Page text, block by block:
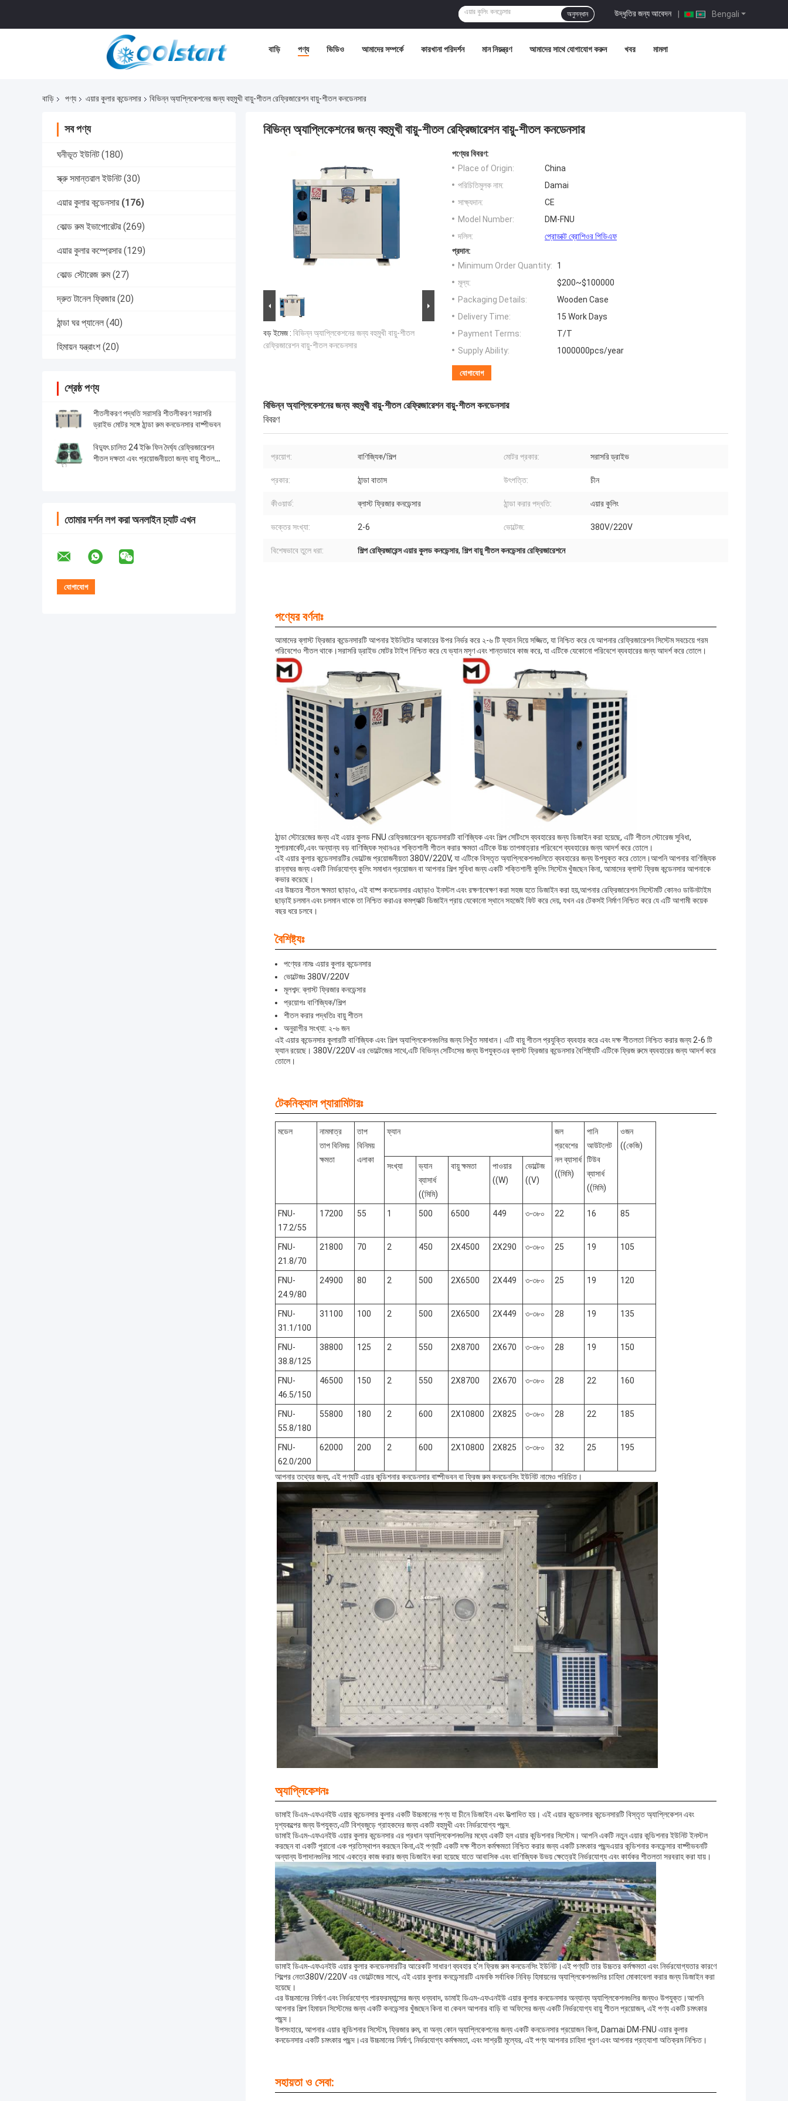
Bengali
উদ্ধৃতির জন্য আবেদন |
অনুসন্ধান
বাড়ি পণ্য ভিডিও আমাদের সম্পর্কে কারখানা পরিদর্শন মান নিয়ন্ত্রণ আমাদের সাথে যোগাযোগ করুন খবর মামলা
বাড়ি পণ্য এয়ার কুলার কন্ডেনসার বিভিন্ন অ্যাপ্লিকেশনের জন্য বহুমুখী বায়ু-শীতল রেফ্রিজারেশন বায়ু-শীতল কনডেনসার
সব পণ্য
ঘনীভূত ইউনিট (180)
স্ক্রু সমান্তরাল ইউনিট (30)
এয়ার কুলার কন্ডেনসার (176)
কোল্ড রুম ইভাপোরেটর (269)
এয়ার কুলার কম্প্রেসার (129)
কোল্ড স্টোরেজ রুম (27)
দ্রুত টানেল ফ্রিজার (20)
ঠান্ডা ঘর প্যানেল (40)
হিমায়ন যন্ত্রাংশ (20)
শ্রেষ্ঠ পণ্য
শীতলীকরণ পদ্ধতি সরাসরি শীতলীকরণ সরাসরি
ড্রাইভ মোটর সঙ্গে ঠান্ডা রুম কনডেনসার বাষ্পীভবন
বিদ্যুৎ চালিত 24 ইঞ্চি ফিন দৈর্ঘ্য রেফ্রিজারেশন
শীতল দক্ষতা এবং প্রয়োজনীয়তা জন্য বায়ু শীতল
তোমার দর্শন লগ করা অনলাইন চ্যাট এখন
বিভিন্ন অ্যাপ্লিকেশনের জন্য বহুমুখী বায়ু-শীতল রেফ্রিজারেশন বায়ু-শীতল কনডেনসার
বড় ইমেজ : বিভিন্ন অ্যাপ্লিকেশনের জন্য বহুমুখী বায়ু-শীতল
রেফ্রিজারেশন বায়ু-শীতল কনডেনসার
পণ্যের বিবরণ:
Place of Origin:
China
পরিচিতিমুলক নাম:
Damai
সাক্ষ্যদান:
CE
Model Number:
DM-FNU
দলিল:
প্রোডাক্ট ব্রোশিওর পিডিএফ
প্রদান:
Minimum Order Quantity:
1
মূল্য:
$200~$100000
Packaging Details:
Wooden Case
Delivery Time:
15 Work Days
Payment Terms:
T/T
Supply Ability:
1000000pcs/year
যোগাযোগ
বিভিন্ন অ্যাপ্লিকেশনের জন্য বহুমুখী বায়ু-শীতল রেফ্রিজারেশন বায়ু-শীতল কনডেনসার
বিবরণ
প্রয়োগ: বাণিজ্যিক/শিল্প মোটর প্রকার: সরাসরি ড্রাইভ
প্রকার: ঠান্ডা বাতাস উৎপত্তি: চীন
কীওয়ার্ড: ব্লাস্ট ফ্রিজার কনডেন্সার ঠান্ডা করার পদ্ধতি: এয়ার কুলিং
ভক্তের সংখ্যা: 2-6 ভোল্টেজ: 380V/220V
বিশেষভাবে তুলে ধরা: শিল্প রেফ্রিজারেন্স এয়ার কুলড কনডেন্সার, শিল্প বায়ু শীতল কনডেন্সার রেফ্রিজারেশনে
পণ্যের বর্ণনাঃ
আমাদের ব্লাস্ট ফ্রিজার কন্ডেনসারটি আপনার ইউনিটের আকারের উপর নির্ভর করে ২-৬ টি ফ্যান দিয়ে সজ্জিত, যা নিশ্চিত করে যে আপনার রেফ্রিজারেশন সিস্টেম সবচেয়ে গরম
পরিবেশেও শীতল থাকে।সরাসরি ড্রাইভ মোটর টাইপ নিশ্চিত করে যে ভ্যান মসৃণ এবং শান্তভাবে কাজ করে, যা এটিকে যেকোনো পরিবেশে ব্যবহারের জন্য আদর্শ করে তোলে।
ঠান্ডা স্টোরেজের জন্য এই এয়ার কুলড FNU রেফ্রিজারেশন কন্ডেনসারটি বাণিজ্যিক এবং শিল্প সেটিংসে ব্যবহারের জন্য ডিজাইন করা হয়েছে, এটি শীতল স্টোরেজ সুবিধা,
সুপারমার্কেট,এবং অন্যান্য বড় বাণিজ্যিক স্থানএর শক্তিশালী শীতল করার ক্ষমতা এটিকে উচ্চ তাপমাত্রার পরিবেশে ব্যবহারের জন্য আদর্শ করে তোলে।
এই এয়ার কুলার কন্ডেনসারটির ভোল্টেজ প্রয়োজনীয়তা 380V/220V, যা এটিকে বিস্তৃত অ্যাপ্লিকেশনগুলিতে ব্যবহারের জন্য উপযুক্ত করে তোলে।আপনি আপনার বাণিজ্যিক
রান্নাঘর জন্য একটি নির্ভরযোগ্য কুলিং সমাধান প্রয়োজন বা আপনার শিল্প সুবিধা জন্য একটি শক্তিশালী কুলিং সিস্টেম খুঁজছেন কিনা, আমাদের ব্লাস্ট ফ্রিজ কন্ডেনসার আপনাকে
কভার করেছে।
এর উচ্চতর শীতল ক্ষমতা ছাড়াও, এই বাষ্প কনডেনসার এছাড়াও ইনস্টল এবং রক্ষণাবেক্ষণ করা সহজ হতে ডিজাইন করা হয়,আপনার রেফ্রিজারেশন সিস্টেমটি কোনও ডাউনটাইম
ছাড়াই চলমান এবং চলমান থাকে তা নিশ্চিত করাএর কমপ্যাক্ট ডিজাইন প্রায় যেকোনো স্থানে সহজেই ফিট করে দেয়, যখন এর টেকসই নির্মাণ নিশ্চিত করে যে এটি আগামী কয়েক
বছর ধরে চলবে।
বৈশিষ্ট্যঃ
পণ্যের নামঃ এয়ার কুলার কন্ডেনসার
ভোল্টেজঃ 380V/220V
মূলশব্দ: ব্লাস্ট ফ্রিজার কনডেন্সার
প্রয়োগঃ বাণিজ্যিক/শিল্প
শীতল করার পদ্ধতিঃ বায়ু শীতল
অনুরাগীর সংখ্যা: ২-৬ জন
এই এয়ার কন্ডেনসার কুলারটি বাণিজ্যিক এবং শিল্প অ্যাপ্লিকেশনগুলির জন্য নিখুঁত সমাধান। এটি বায়ু শীতল প্রযুক্তি ব্যবহার করে এবং দক্ষ শীতলতা নিশ্চিত করার জন্য 2-6 টি
ফ্যান রয়েছে। 380V/220V এর ভোল্টেজের সাথে,এটি বিভিন্ন সেটিংসের জন্য উপযুক্তএর ব্লাস্ট ফ্রিজার কন্ডেনসার বৈশিষ্ট্যটি এটিকে ফ্রিজ রুমে ব্যবহারের জন্য আদর্শ করে
তোলে।
টেকনিক্যাল প্যারামিটারঃ
মডেল
নামমাত্র
তাপ বিনিময়
ক্ষমতা
তাপ
বিনিময়
এলাকা
ফ্যান
জল
প্রবেশের
নল ব্যাসার্ধ
((মিমি)
পানি
আউটলেট
টিউব
ব্যাসার্ধ
((মিমি)
ওজন
((কেজি)
সংখ্যা
ভ্যান
ব্যাসার্ধ
((মিমি)
বায়ু ক্ষমতা
পাওয়ার
((W)
ভোল্টেজ
((V)
FNU-
17.2/55
17200 55 1 500 6500 449 ৩-৩৮০ 22 16 85
FNU-
21.8/70
21800 70 2 450 2X4500 2X290 ৩-৩৮০ 25 19 105
FNU-
24.9/80
24900 80 2 500 2X6500 2X449 ৩-৩৮০ 25 19 120
FNU-
31.1/100
31100 100 2 500 2X6500 2X449 ৩-৩৮০ 28 19 135
FNU-
38.8/125
38800 125 2 550 2X8700 2X670 ৩-৩৮০ 28 19 150
FNU-
46.5/150
46500 150 2 550 2X8700 2X670 ৩-৩৮০ 28 22 160
FNU-
55.8/180
55800 180 2 600 2X10800 2X825 ৩-৩৮০ 28 22 185
FNU-
62.0/200
62000 200 2 600 2X10800 2X825 ৩-৩৮০ 32 25 195
আপনার তথ্যের জন্য, এই পণ্যটি এয়ার কন্ডিশনার কনডেনসার বাষ্পীভবন বা ফ্রিজ রুম কনডেনসিং ইউনিট নামেও পরিচিত।
অ্যাপ্লিকেশনঃ
ডামাই ডিএম-এফএনইউ এয়ার কন্ডেনসার কুলার একটি উচ্চমানের পণ্য যা চীনে ডিজাইন এবং উত্পাদিত হয়। এই এয়ার কন্ডেনসার কন্ডেনসারটি বিস্তৃত অ্যাপ্লিকেশন এবং
দৃশ্যকল্পের জন্য উপযুক্ত,এটি বিশ্বজুড়ে গ্রাহকদের জন্য একটি বহুমুখী এবং নির্ভরযোগ্য পছন্দ.
ডামাই ডিএম-এফএনইউ এয়ার কুলার কন্ডেনসার এর প্রধান অ্যাপ্লিকেশনগুলির মধ্যে একটি হল এয়ার কন্ডিশনার সিস্টেম। আপনি একটি নতুন এয়ার কন্ডিশনার ইউনিট ইনস্টল
করছেন বা একটি পুরানো এক প্রতিস্থাপন করছেন কিনা,এই পণ্যটি একটি দক্ষ শীতল কর্মক্ষমতা নিশ্চিত করার জন্য একটি চমৎকার পছন্দএয়ার কন্ডিশনার কনডেন্সার বাষ্পীভবনটি
অন্যান্য উপাদানগুলির সাথে একত্রে কাজ করার জন্য ডিজাইন করা হয়েছে যাতে আবাসিক এবং বাণিজ্যিক উভয় ক্ষেত্রেই নির্ভরযোগ্য এবং কার্যকর শীতলতা সরবরাহ করা যায়।
ডামাই ডিএম-এফএনইউ এয়ার কুলার কনডেনসারটির আরেকটি সাধারণ ব্যবহার হ'ল ফ্রিজ রুম কনডেনসিং ইউনিট।এই পণ্যটি তার উচ্চতর কর্মক্ষমতা এবং নির্ভরযোগ্যতার কারণে
শিল্পের নেতা380V/220V এর ভোল্টেজের সাথে, এই এয়ার কুলার কনডেন্সারটি এমনকি সর্বাধিক নিবিড় হিমায়নের অ্যাপ্লিকেশনগুলির চাহিদা মোকাবেলা করার জন্য ডিজাইন করা
হয়েছে।
এর উচ্চমানের নির্মাণ এবং নির্ভরযোগ্য পারফরম্যান্সের জন্য ধন্যবাদ, ডামাই ডিএম-এফএনইউ এয়ার কুলার কনডেনসার অন্যান্য অ্যাপ্লিকেশনগুলির জন্যও উপযুক্ত।আপনি
আপনার শিল্প হিমায়ন সিস্টেমের জন্য একটি কনডেন্সার খুঁজছেন কিনা বা কেবল আপনার বাড়ি বা অফিসের জন্য একটি নির্ভরযোগ্য বায়ু শীতল প্রয়োজন, এই পণ্য একটি চমৎকার
পছন্দ।
উপসংহারে, আপনার এয়ার কন্ডিশনার সিস্টেম, ফ্রিজার রুম, বা অন্য কোন অ্যাপ্লিকেশনের জন্য একটি কনডেনসার প্রয়োজন কিনা, Damai DM-FNU এয়ার কুলার
কনডেনসার একটি চমৎকার পছন্দ।এর উচ্চমানের নির্মাণ, নির্ভরযোগ্য কর্মক্ষমতা, এবং সাশ্রয়ী মূল্যের, এই পণ্য আপনার চাহিদা পূরণ এবং আপনার প্রত্যাশা অতিক্রম নিশ্চিত।
সহায়তা ও সেবা: